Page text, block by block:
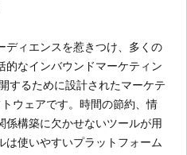
ィエンスを惹きつけ、多くの
的なインバウンドマーケティン
するために設計されたマーケテ
ウェアです。時間の節約、情
係構築に欠かせないツールが用
は使いやすいプラットフォーム